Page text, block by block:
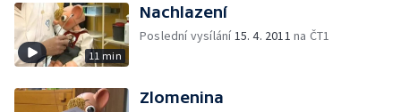
11 min
Nachlazení
Poslední vysílání15. 4. 2011 na ČT1
Zlomenina